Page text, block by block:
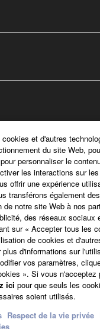
et d'autres
du site Web,
personnaliser le
les interactions sur
offrir une expérience
transférons également
de notre site Web à nos
des réseaux sociaux
sur « Accepter tous les
de cookies et
d'informations sur
vos paramètres,
». Si vous n'acceptez
ici pour que seuls les
soient utilisés.
Respect de la vie privée